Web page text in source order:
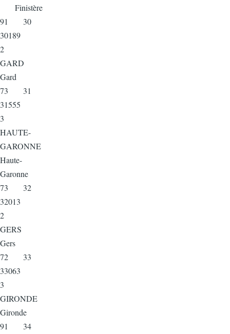
Finistère
91 30
30189
2
GARD
Gard
73 31
31555
3
HAUTE-
GARONNE
Haute-
Garonne
73 32
32013
2
GERS
Gers
72 33
33063
3
GIRONDE
Gironde
91 34